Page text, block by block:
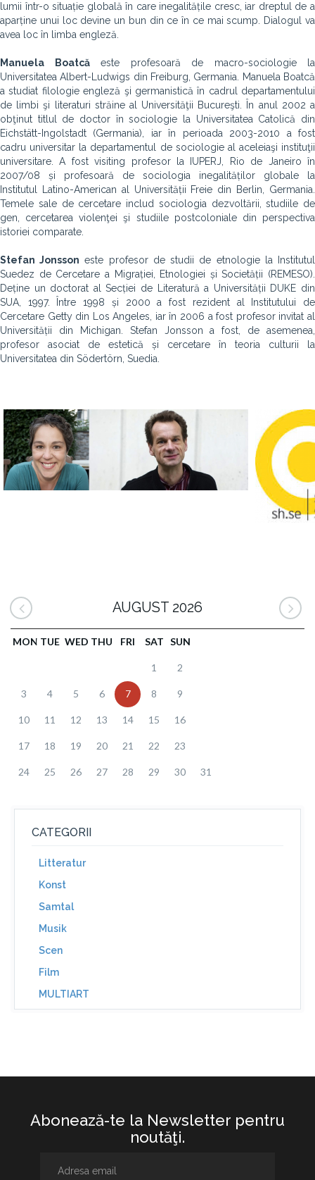
lumii într-o situație globală în care inegalitățile cresc, iar dreptul de a
aparține unui loc devine un bun din ce în ce mai scump. Dialogul va
avea loc în limba engleză.
Manuela Boatcăeste profesoară de macro-sociologie la
Universitatea Albert-Ludwigs din Freiburg, Germania. Manuela Boatcă
a studiat filologie engleză şi germanistică în cadrul departamentului
de limbi şi literaturi străine al Universităţii Bucureşti. În anul 2002 a
obţinut titlul de doctor în sociologie la Universitatea Catolică din
Eichstätt-Ingolstadt (Germania), iar în perioada 2003-2010 a fost
cadru universitar la departamentul de sociologie al aceleiaşi instituţii
universitare. A fost visiting profesor la IUPERJ, Rio de Janeiro în
2007/08 și profesoară de sociologia inegalităților globale la
Institutul Latino-American al Universității Freie din Berlin, Germania.
Temele sale de cercetare includ sociologia dezvoltării, studiile de
gen, cercetarea violenţei şi studiile postcoloniale din perspectiva
istoriei comparate.
Stefan Jonsson este profesor de studii de etnologie la Institutul
Suedez de Cercetare a Migrației, Etnologiei și Societății (REMESO).
Deține un doctorat al Secției de Literatură a Universității DUKE din
SUA, 1997. Între 1998 și 2000 a fost rezident al Institutului de
Cercetare Getty din Los Angeles, iar în 2006 a fost profesor invitat al
Universității din Michigan. Stefan Jonsson a fost, de asemenea,
profesor asociat de estetică și cercetare în teoria culturii la
Universitatea din Södertörn, Suedia.
AUGUST 2026
MON TUE WED THU FRI SAT SUN
1 2
3 4 5 6 7 8 9
10 11 12 13 14 15 16
17 18 19 20 21 22 23
24 25 26 27 28 29 30 31
CATEGORII
Litteratur
Konst
Samtal
Musik
Scen
Film
MULTIART
Abonează-te la Newsletter pentru
noutăţi.